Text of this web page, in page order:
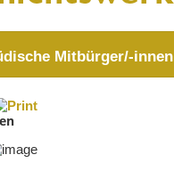
Mitbürger/-innen